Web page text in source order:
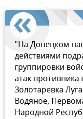
"На Донецком
действиями
группировки
атак противника
Золотаревка
Водяное,
Народной